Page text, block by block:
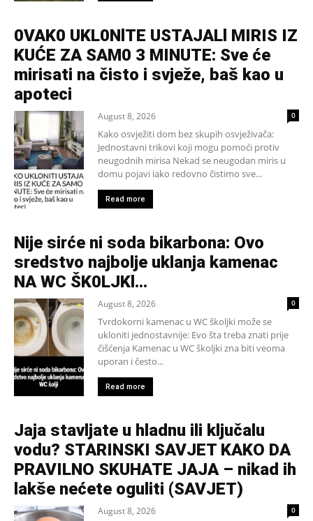
0VAK0 UKL0NlTE USTAJALl MIRIS IZ
KUĆE ZA SAM0 3 MINUTE: Sve će
mirisati na čisto i svježe, baš kao u
apoteci
August 8, 2026 0
Kako osvježiti dom bez skupih osvježivača:
Jednostavni trikovi koji mogu pomoći protiv
neugodnih mirisa Nekad se neugodan miris u
domu pojavi iako redovno čistimo sve...
Read more
Nije sirće ni soda bikarbona: Ovo
sredstvo najbolje uklanja kamenac
NA WC ŠK0LJKl…
August 8, 2026 0
Tvrdokorni kamenac u WC školjki može se
ukloniti jednostavnije: Evo šta treba znati prije
čišćenja Kamenac u WC školjki zna biti veoma
uporan i često...
Read more
Jaja stavljate u hladnu ili ključalu
vodu? STARINSKI SAVJET KAKO DA
PRAVILNO SKUHATE JAJA – nikad ih
lakše nećete oguliti (SAVJET)
August 8, 2026 0